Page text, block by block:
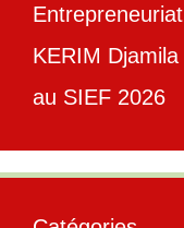
KERIM
au SIEF 2026